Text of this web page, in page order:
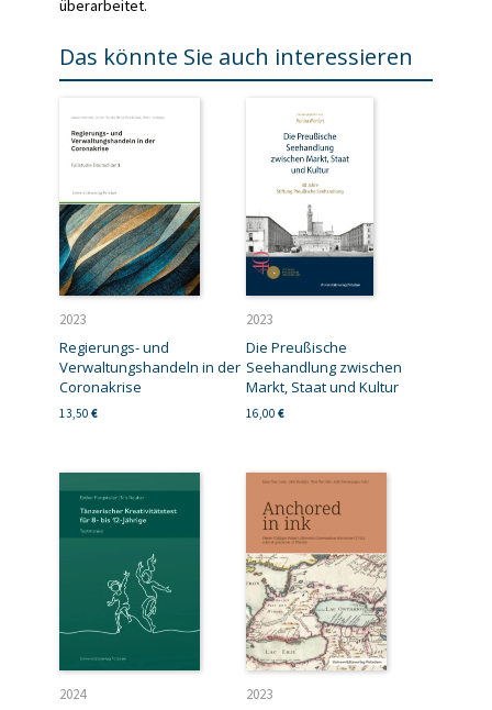
überarbeitet.
Das könnte Sie auch interessieren
2023
Regierungs- und
Verwaltungshandeln in der
Coronakrise
13,50 €
2023
Die Preußische
Seehandlung zwischen
Markt, Staat und Kultur
16,00 €
2024 2023